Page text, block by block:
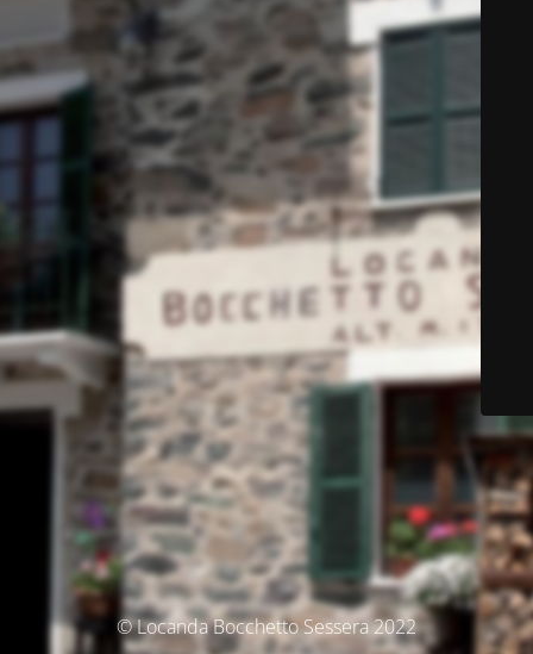
© Locanda Bocchetto Sessera 2022